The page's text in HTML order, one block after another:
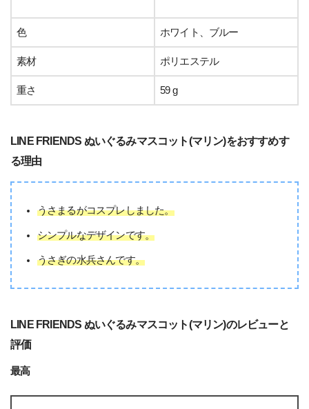
色 ホワイト、ブルー
素材 ポリエステル
重さ 59 g
LINE FRIENDS ぬいぐるみマスコット(マリン)をおすすめす
る理由
うさまるがコスプレしました。
シンプルなデザインです。
うさぎの水兵さんです。
LINE FRIENDS ぬいぐるみマスコット(マリン)のレビューと
評価
最高